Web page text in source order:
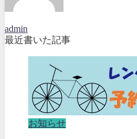
admin
最近書いた記事
お知らせ